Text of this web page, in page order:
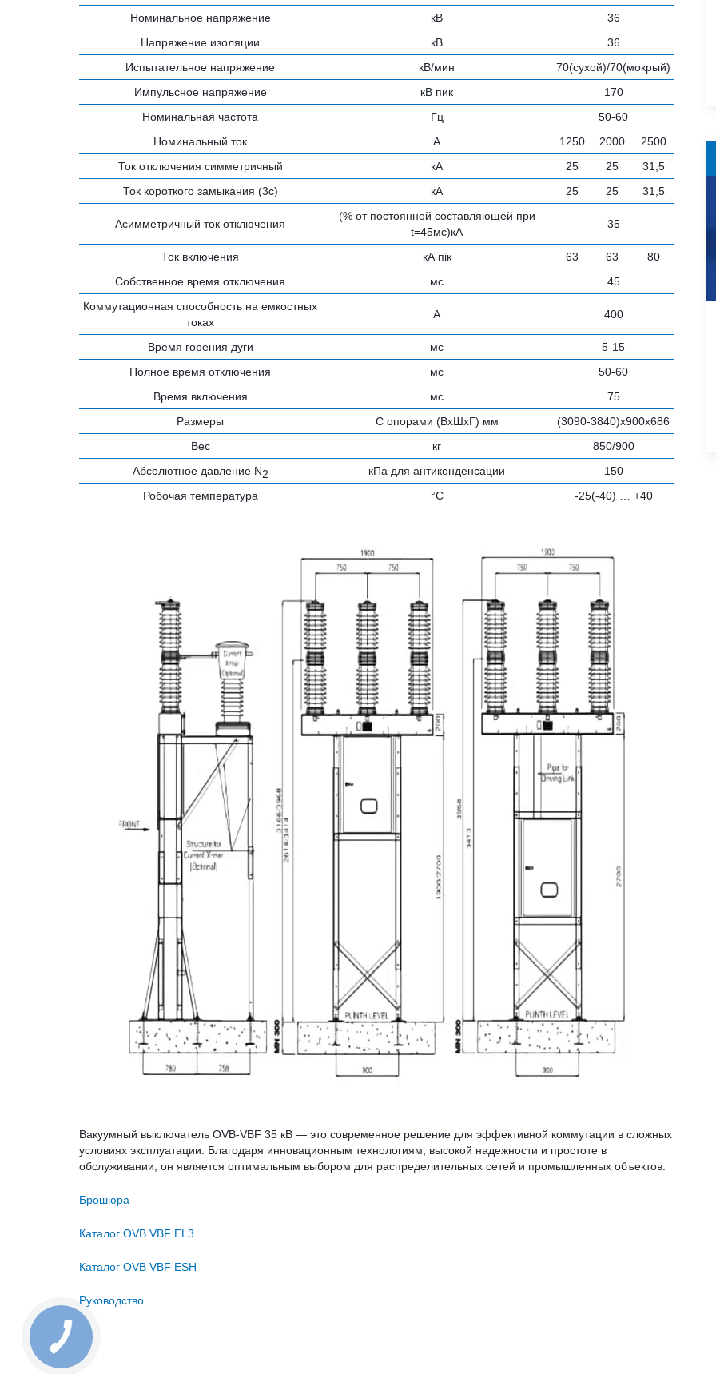
Номинальное напряжение
кВ
36
Напряжение изоляции
кВ
36
Испытательное напряжение
кВ/мин
70(сухой)/70(мокрый)
Импульсное напряжение
кВ пик
170
Номинальная частота
Гц
50-60
Номинальный ток
А 1250 2000
2500
Ток отключения симметричный
кА 25 25
31,5
Ток короткого замыкания (3с)
кА 25 25 31,5
Асимметричный ток отключения
(% от постоянной составляющей при
t=45мс)кА
35
Ток включения кА пік 63 63
80
Собственное время отключения
мс
45
Коммутационная способность на емкостных
токах
А 400
Время горения дуги мс
5-15
Полное время отключения
мс
50-60
Время включения
мс
75
Размеры
С опорами (ВхШхГ) мм
(3090-3840)х900х686
Вес
кг
850/900
Абсолютное давление N2 кПа для антиконденсации
150
Робочая температура
°С -25(-40) … +40
Вакуумный выключатель OVB-VBF 35 кВ — это современное решение для эффективной коммутации в сложных
условиях эксплуатации. Благодаря инновационным технологиям, высокой надежности и простоте в
обслуживании, он является оптимальным выбором для распределительных сетей и промышленных объектов.
Брошюра
Каталог OVB VBF EL3
Каталог OVB VBF ESH
Руководство